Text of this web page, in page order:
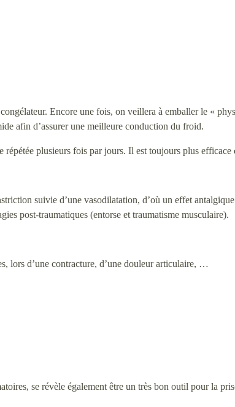
Encore une fois, on veillera à emballer le «
afin d’assurer une meilleure conduction du froid.
plusieurs fois par jours. Il est toujours plus
suivie d’une vasodilatation, d’où un effet
post-traumatiques (entorse et traumatisme musculaire).
lors d’une contracture, d’une douleur articulaire, …
se révèle également être un très bon outil pour la